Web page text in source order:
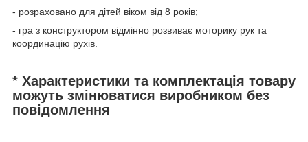
- розраховано для дітей віком від 8 років;
- гра з конструктором відмінно розвиває моторику рук та
координацію рухів.
* Характеристики та комплектація товару
можуть змінюватися виробником без
повідомлення